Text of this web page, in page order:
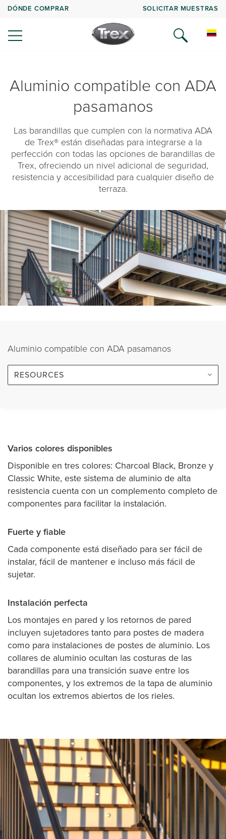
DÓNDE COMPRAR SOLICITAR MUESTRAS
Aluminio compatible con ADA
pasamanos
Las barandillas que cumplen con la normativa ADA
de Trex® están diseñadas para integrarse a la
perfección con todas las opciones de barandillas de
Trex, ofreciendo un nivel adicional de seguridad,
resistencia y accesibilidad para cualquier diseño de
terraza.
Aluminio compatible con ADA pasamanos
RESOURCES
Varios colores disponibles
Disponible en tres colores: Charcoal Black, Bronze y
Classic White, este sistema de aluminio de alta
resistencia cuenta con un complemento completo de
componentes para facilitar la instalación.
Fuerte y fiable
Cada componente está diseñado para ser fácil de
instalar, fácil de mantener e incluso más fácil de
sujetar.
Instalación perfecta
Los montajes en pared y los retornos de pared
incluyen sujetadores tanto para postes de madera
como para instalaciones de postes de aluminio. Los
collares de aluminio ocultan las costuras de las
barandillas para una transición suave entre los
componentes, y los extremos de la tapa de aluminio
ocultan los extremos abiertos de los rieles.